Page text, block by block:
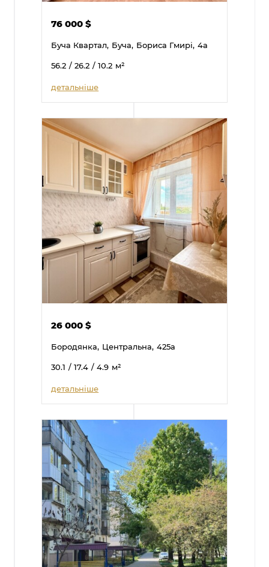
76 000$
Буча Квартал, Буча, Бориса Гмирі, 4а
56.2 / 26.2 / 10.2 м²
детальніше
26 000$
Бородянка, Центральна, 425а
30.1 / 17.4 / 4.9 м²
детальніше